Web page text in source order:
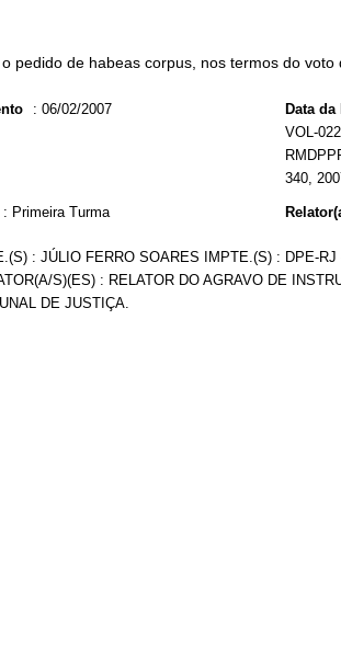
pedido de habeas corpus, nos termos do
: 06/02/2007 Data
VOL-
340,
: Primeira Turma
: JÚLIO FERRO SOARES IMPTE.(S) : DPE-
S)(ES) : RELATOR DO AGRAVO DE
DE JUSTIÇA.